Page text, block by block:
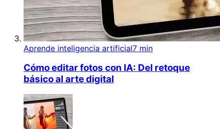
Aprende inteligencia artificial7 min
Cómo editar fotos con IA: Del retoque
básico al arte digital